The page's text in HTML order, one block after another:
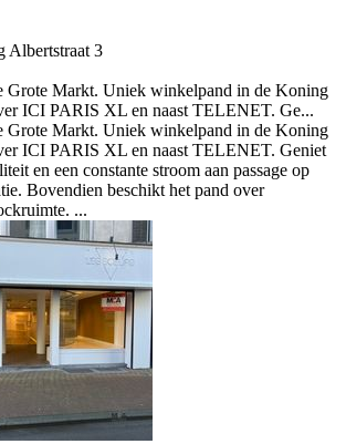
3
Grote Markt. Uniek winkelpand in de Koning
ICI PARIS XL en naast TELENET. Ge...
Grote Markt. Uniek winkelpand in de Koning
ICI PARIS XL en naast TELENET. Geniet
en een constante stroom aan passage op
Bovendien beschikt het pand over
...